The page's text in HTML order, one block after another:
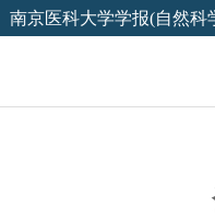
南京医科大学学报(自然科